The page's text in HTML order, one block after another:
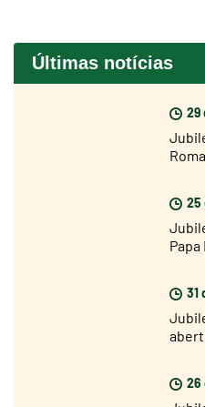
Últimas notícias
29
25
31
26